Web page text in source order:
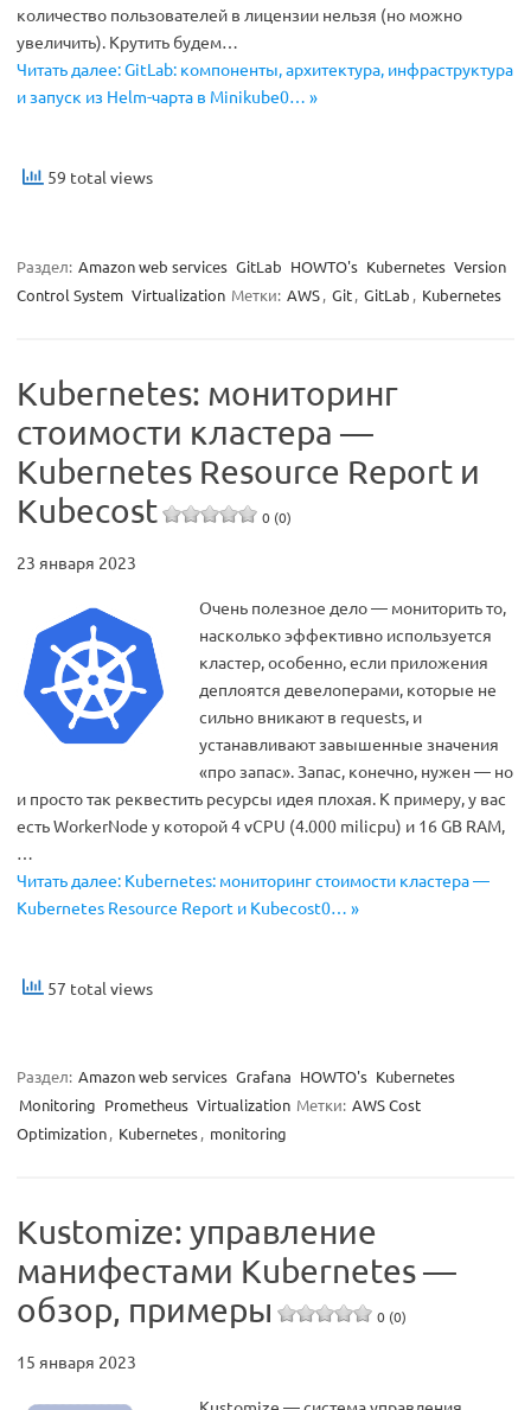
количество пользователей в лицензии нельзя (но можно
увеличить). Крутить будем…
Читать далее: GitLab: компоненты, архитектура, инфраструктура
и запуск из Helm-чарта в Minikube0… »
59 total views
Раздел: Amazon web services GitLab HOWTO's Kubernetes Version
Control System Virtualization Метки: AWS, Git, GitLab , Kubernetes
Kubernetes: мониторинг
стоимости кластера —
Kubernetes Resource Report и
Kubecost
0 (0)
23 января 2023
Очень полезное дело — мониторить то,
насколько эффективно используется
кластер, особенно, если приложения
деплоятся девелоперами, которые не
сильно вникают в requests, и
устанавливают завышенные значения
«про запас». Запас, конечно, нужен — но
и просто так реквестить ресурсы идея плохая. К примеру, у вас
есть WorkerNode у которой 4 vCPU (4.000 milicpu) и 16 GB RAM,
…
Читать далее: Kubernetes: мониторинг стоимости кластера —
Kubernetes Resource Report и Kubecost0… »
57 total views
Раздел: Amazon web services Grafana HOWTO's Kubernetes
Monitoring Prometheus Virtualization Метки: AWS Cost
Optimization, Kubernetes, monitoring
Kustomize: управление
манифестами Kubernetes —
обзор, примеры
0 (0)
15 января 2023